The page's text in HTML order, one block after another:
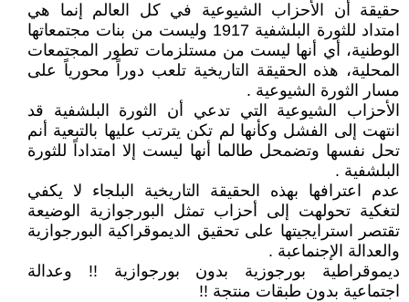
حقيقة أن الأحزاب الشيوعية في كل العالم إنما هي
امتداد للثورة البلشفية 1917 وليست من بنات مجتمعاتها
الوطنية، أي أنها ليست من مستلزمات تطور المجتمعات
المحلية، هذه الحقيقة التاريخية تلعب دوراً محورياً على
مسار الثورة الشيوعية .
الأحزاب الشيوعية التي تدعي أن الثورة البلشفية قد
انتهت إلى الفشل وكأنها لم تكن يترتب عليها بالتبعية أنم
تحل نفسها وتضمحل طالما أنها ليست إلا امتداداً للثورة
البلشفية .
عدم اعترافها بهذه الحقيقة التاريخية البلجاء لا يكفي
لتغكية تحولهت إلى أحزاب تمثل البورجوازية الوضيعة
تقتصر استرايجيتها على تحقيق الديموقراكية البورجوازية
والعدالة الإجنماعبة .
ديموقراطية بورجوزية بدون بورجوازية !! وعدالة
اجتماعية بدون طبقات منتجة !!